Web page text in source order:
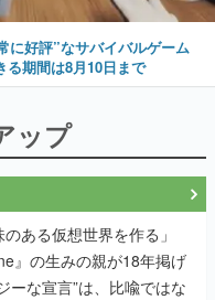
に好評”なサバイバルゲーム
る期間は8月10日まで
ップ
のある仮想世界を作る」
』の生みの親が18年掲げ
ーな宣言”は、比喩ではな